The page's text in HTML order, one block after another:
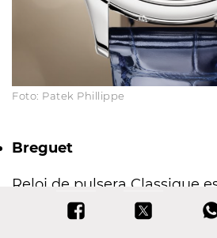
Foto: Patek Phillippe
Breguet
Reloj de pulsera Classique
tourbillon con disco horario